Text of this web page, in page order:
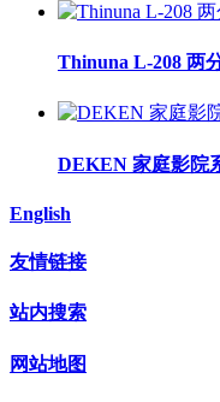
Thinuna L-208 两
DEKEN 家庭影院
English
友情链接
站内搜索
网站地图